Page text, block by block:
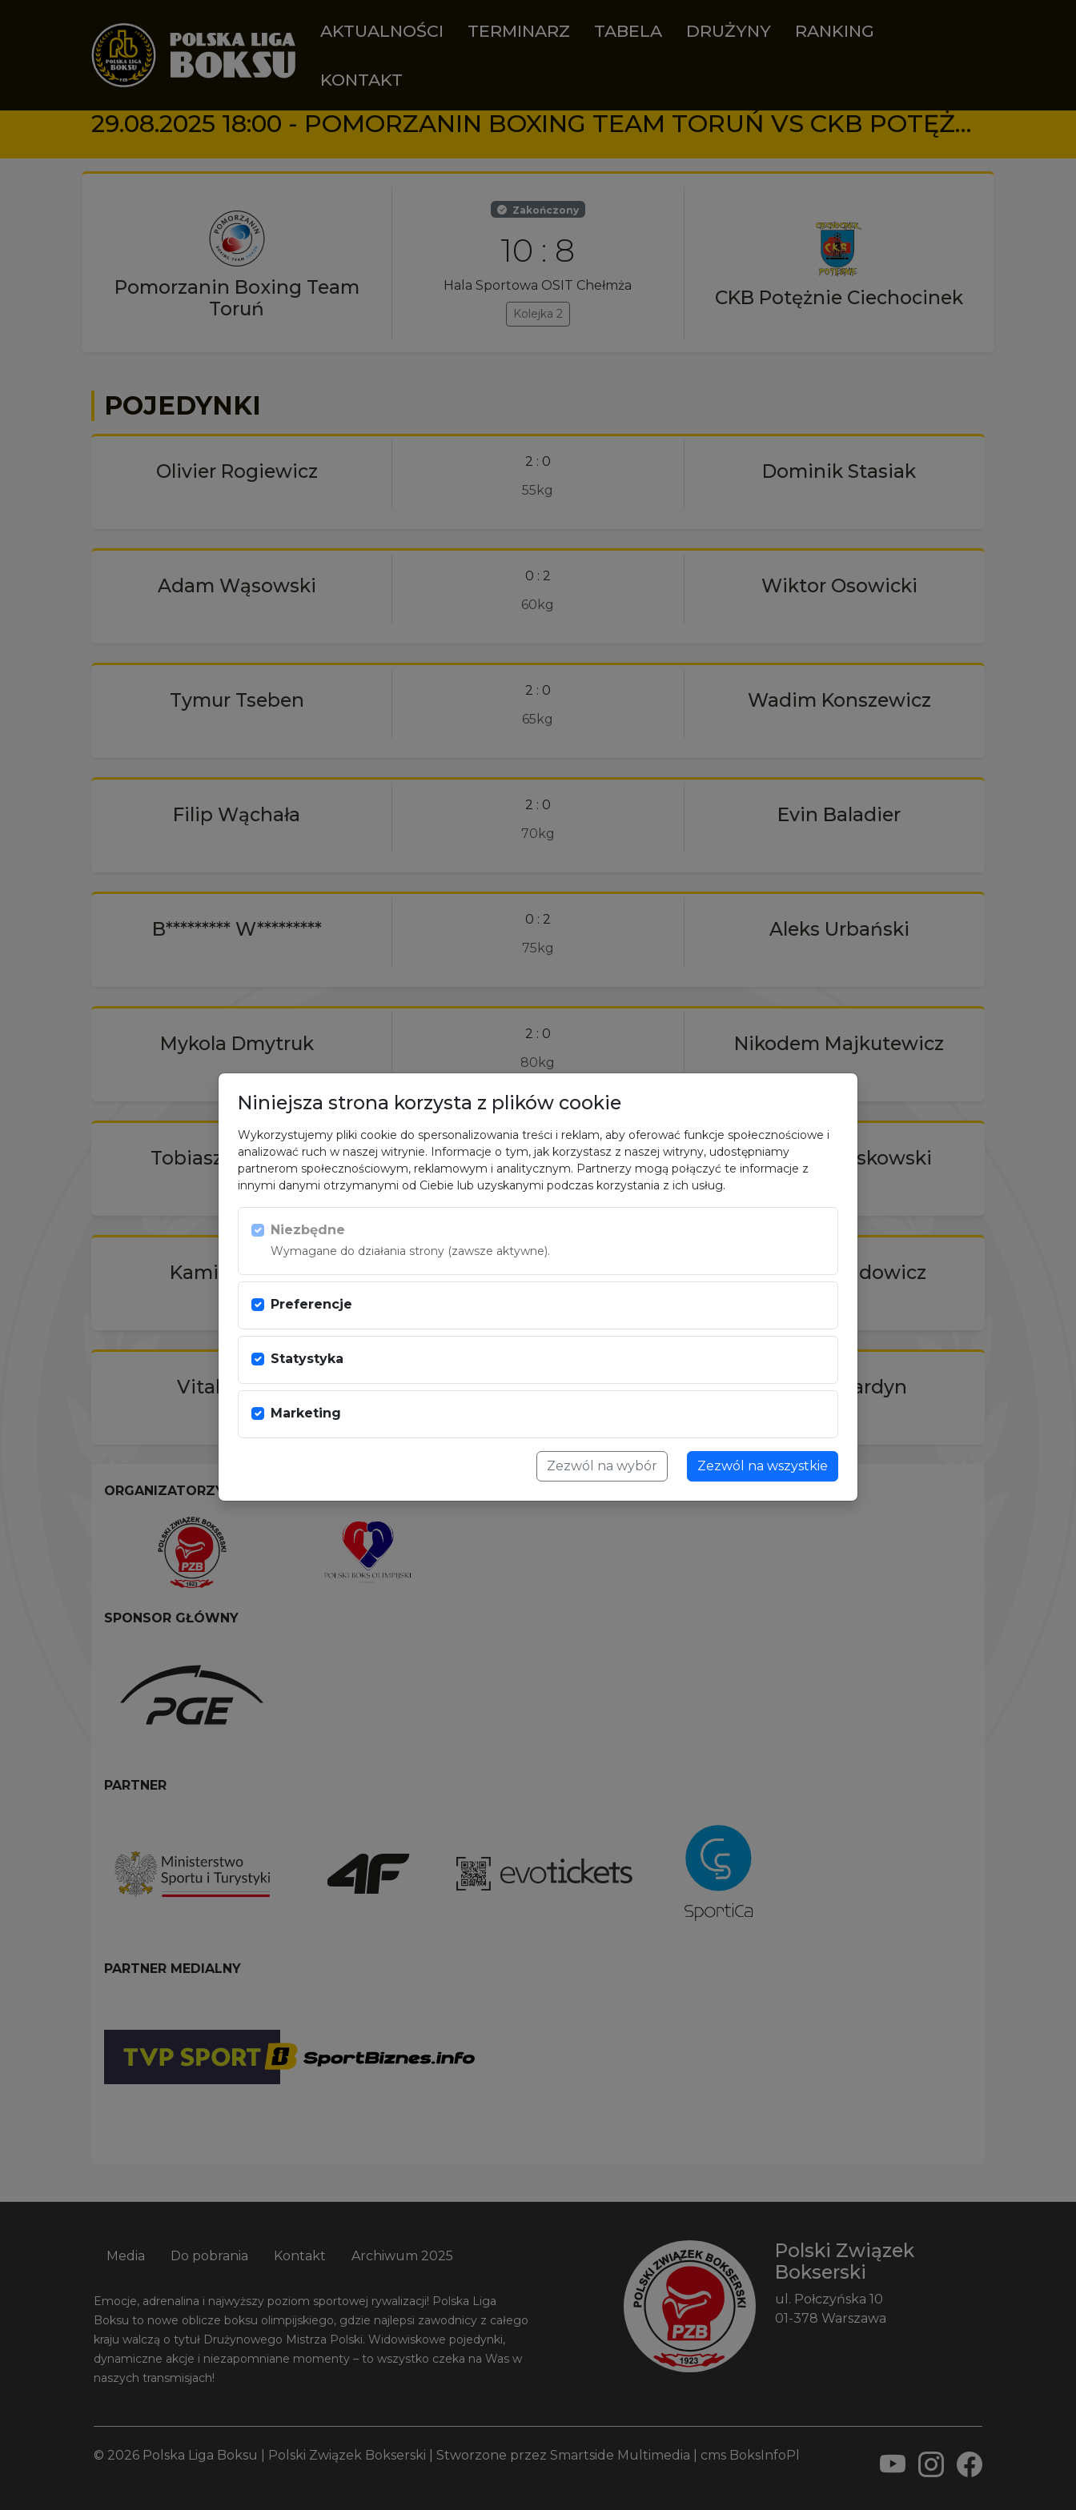
AKTUALNOŚCI TERMINARZ TABELA DRUŻYNY RANKING
KONTAKT
29.08.2025 18:00 - POMORZANIN BOXING TEAM TORUŃ VS CKB POTĘŻNIE CIECHOCINEK
Pomorzanin Boxing Team
Toruń
Zakończony
10 : 8
Hala Sportowa OSIT Chełmża
Kolejka 2
CKB Potężnie Ciechocinek
POJEDYNKI
Olivier Rogiewicz
2 : 0
55kg
Dominik Stasiak
Adam Wąsowski
0 : 2
60kg
Wiktor Osowicki
Tymur Tseben
2 : 0
65kg
Wadim Konszewicz
Filip Wąchała
2 : 0
70kg
Evin Baladier
B********* W*********
0 : 2
75kg
Aleks Urbański
Mykola Dmytruk
2 : 0
80kg
Nikodem Majkutewicz
Tobiasz Zarzeczny
0 : 2
85kg
Marcin Trzaskowski
Kamil Ślendak
0 : 2
Oskar Dawidowicz
Vitalii Burlak Paweł Wardyn
ORGANIZATORZY
SPONSOR GŁÓWNY
PARTNER
PARTNER MEDIALNY
Media Do pobrania Kontakt Archiwum 2025
Emocje, adrenalina i najwyższy poziom sportowej rywalizacji! Polska Liga
Boksu to nowe oblicze boksu olimpijskiego, gdzie najlepsi zawodnicy z całego
kraju walczą o tytuł Drużynowego Mistrza Polski. Widowiskowe pojedynki,
dynamiczne akcje i niezapomniane momenty – to wszystko czeka na Was w
naszych transmisjach!
Polski Związek
Bokserski
ul. Połczyńska 10
01-378 Warszawa
© 2026 Polska Liga Boksu | Polski Związek Bokserski | Stworzone przez Smartside Multimedia cms BoksInfoPl
Niniejsza strona korzysta z plików cookie
Wykorzystujemy pliki cookie do spersonalizowania treści i reklam, aby oferować funkcje społecznościowe i
analizować ruch w naszej witrynie. Informacje o tym, jak korzystasz z naszej witryny, udostępniamy
partnerom społecznościowym, reklamowym i analitycznym. Partnerzy mogą połączyć te informacje z
innymi danymi otrzymanymi od Ciebie lub uzyskanymi podczas korzystania z ich usług.
Niezbędne
Wymagane do działania strony (zawsze aktywne).
Preferencje
Statystyka
Marketing
Zezwól na wybór Zezwól na wszystkie